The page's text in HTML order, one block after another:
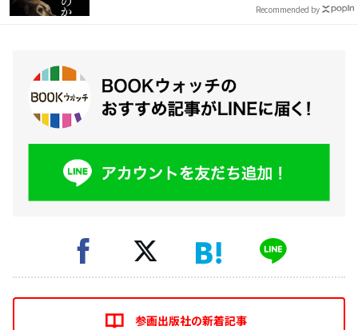
Recommended by
参画出版社の新着記事